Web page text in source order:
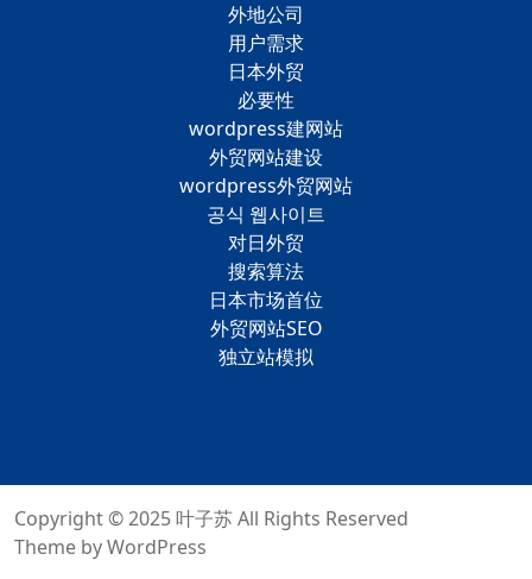
外地公司
用户需求
日本外贸
必要性
wordpress建网站
外贸网站建设
wordpress外贸网站
공식 웹사이트
对日外贸
搜索算法
日本市场首位
外贸网站SEO
独立站模拟
Copyright © 2025叶子苏All Rights Reserved
Theme byWordPress